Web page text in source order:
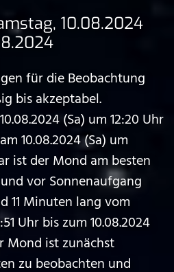
10.08.2024
für die Beobachtung
bis akzeptabel.
(Sa) um 12:20 Uhr
10.08.2024 (Sa) um
ist der Mond am besten
vor Sonnenaufgang
11 Minuten lang vom
Uhr bis zum 10.08.2024
Mond ist zunächst
zu beobachten und